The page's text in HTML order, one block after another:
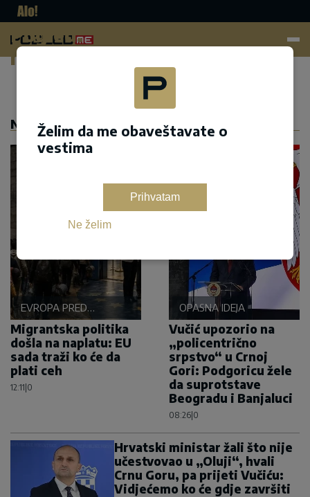
Pogled.
me
Želim da me obaveštavate o
vestima
Prihvatam
Ne želim
Dodaj kao željeni izvor na google pretrazi
NASLOVNA
EVROPA PRED
RAČUNOM
Migrantska politika
došla na naplatu: EU
sada traži ko će da
plati ceh
12:11 0
OPASNA IDEJA
Vučić upozorio na
„policentrično
srpstvo“ u Crnoj
Gori: Podgoricu žele
da suprotstave
Beogradu i Banjaluci
08:26 0
Hrvatski ministar žali što nije
učestvovao u „Oluji“, hvali
Crnu Goru, pa prijeti Vučiću:
Vidjećemo ko će gdje završiti